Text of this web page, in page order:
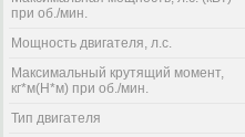
при об./мин.
Мощность двигателя, л.с.
Максимальный крутящий момент,
кг*м(Н*м) при об./мин.
Тип двигателя